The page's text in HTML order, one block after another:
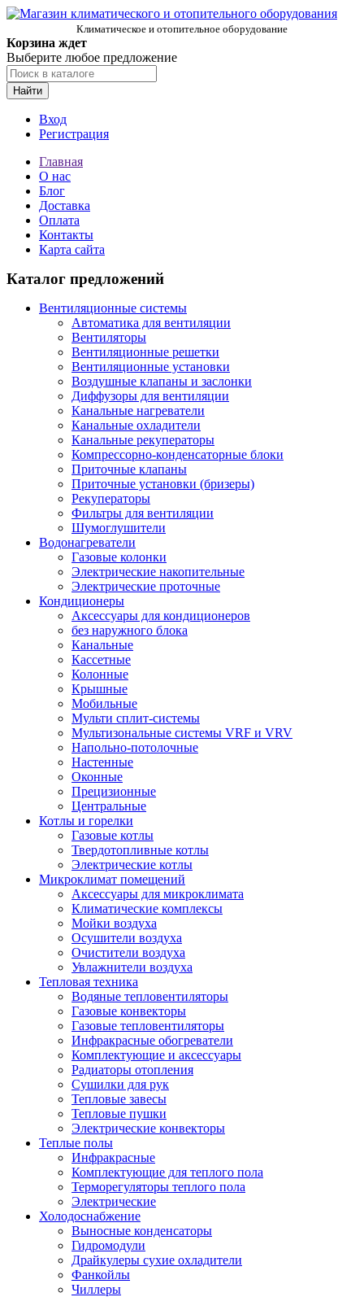
Климатическое и отопительное оборудование
Корзина ждет
Выберите любое предложение
Найти
Вход
Регистрация
Главная
О нас
Блог
Доставка
Оплата
Контакты
Карта сайта
Каталог предложений
Вентиляционные системы
Автоматика для вентиляции
Вентиляторы
Вентиляционные решетки
Вентиляционные установки
Воздушные клапаны и заслонки
Диффузоры для вентиляции
Канальные нагреватели
Канальные охладители
Канальные рекуператоры
Компрессорно-конденсаторные блоки
Приточные клапаны
Приточные установки (бризеры)
Рекуператоры
Фильтры для вентиляции
Шумоглушители
Водонагреватели
Газовые колонки
Электрические накопительные
Электрические проточные
Кондиционеры
Аксессуары для кондиционеров
без наружного блока
Канальные
Кассетные
Колонные
Крышные
Мобильные
Мульти сплит-системы
Мультизональные системы VRF и VRV
Напольно-потолочные
Настенные
Оконные
Прецизионные
Центральные
Котлы и горелки
Газовые котлы
Твердотопливные котлы
Электрические котлы
Микроклимат помещений
Аксессуары для микроклимата
Климатические комплексы
Мойки воздуха
Осушители воздуха
Очистители воздуха
Увлажнители воздуха
Тепловая техника
Водяные тепловентиляторы
Газовые конвекторы
Газовые тепловентиляторы
Инфракрасные обогреватели
Комплектующие и аксессуары
Радиаторы отопления
Сушилки для рук
Тепловые завесы
Тепловые пушки
Электрические конвекторы
Теплые полы
Инфракрасные
Комплектующие для теплого пола
Терморегуляторы теплого пола
Электрические
Холодоснабжение
Выносные конденсаторы
Гидромодули
Драйкулеры сухие охладители
Фанкойлы
Чиллеры